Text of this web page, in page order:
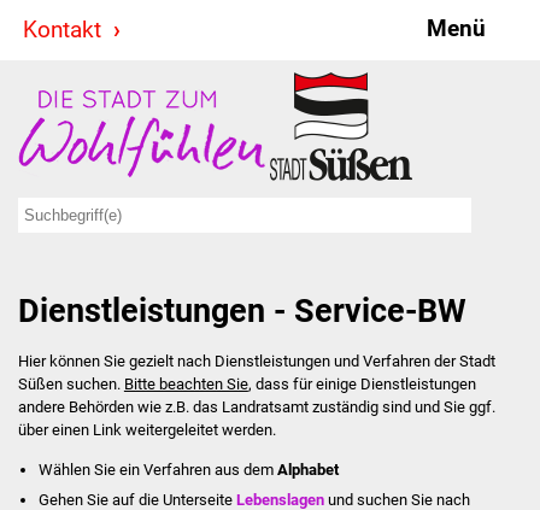
Kontakt Menü
Stadt & Politik
Bürgermeister
Ausschüsse
Ratsinformationssystem
Jugendbeirat
Summerrockfestival
Dienstleistungen - Service-BW
Hier können Sie gezielt nach Dienstleistungen und Verfahren der Stadt
Süßen suchen. Bitte beachten Sie, dass für einige Dienstleistungen
andere Behörden wie z.B. das Landratsamt zuständig sind und Sie ggf.
über einen Link weitergeleitet werden.
Wählen Sie ein Verfahren aus dem Alphabet
Gehen Sie auf die UnterseiteLebenslagen und suchen Sie nach